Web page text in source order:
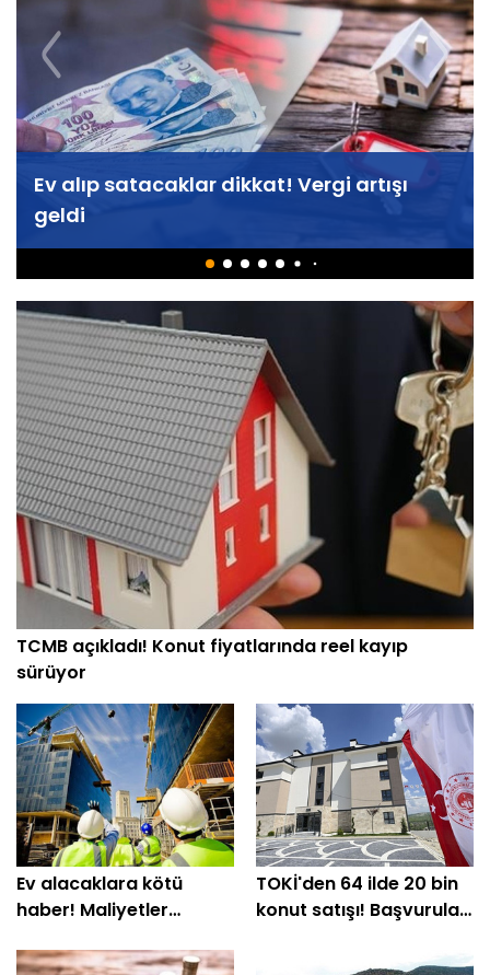
Ev alıp satacaklar dikkat! Vergi artışı
geldi
TCMB açıkladı! Konut fiyatlarında reel kayıp
sürüyor
Ev alacaklara kötü
haber! Maliyetler
TOKİ'den 64 ilde 20 bin
konut satışı! Başvurular